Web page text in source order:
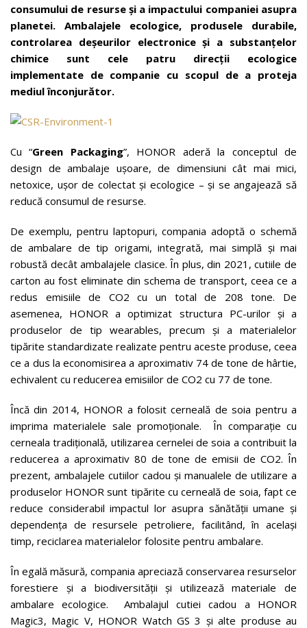
consumului de resurse și a impactului companiei asupra
planetei. Ambalajele ecologice, produsele durabile,
controlarea deșeurilor electronice și a substanțelor
chimice sunt cele
patru direcții ecologice
implementate de companie cu scopul de a proteja
mediul înconjurător.
Cu “Green Packaging”, HONOR aderă la conceptul de
design de ambalaje ușoare, de dimensiuni cât mai mici,
netoxice, ușor de colectat și ecologice – și se angajează să
reducă consumul de resurse.
De exemplu, pentru laptopuri, compania adoptă o schemă
de ambalare de tip origami, integrată, mai simplă și mai
robustă decât ambalajele clasice. În plus, din 2021, cutiile de
carton au fost eliminate din schema de transport, ceea ce a
redus emisiile de CO2 cu un total de 208 tone. De
asemenea, HONOR a optimizat structura PC-urilor și a
produselor de tip wearables, precum și a materialelor
tipărite standardizate realizate pentru aceste produse, ceea
ce a dus la economisirea a aproximativ 74 de tone de hârtie,
echivalent cu reducerea emisiilor de CO2 cu 77 de tone.
Încă din 2014, HONOR a folosit cerneală de soia pentru a
imprima materialele sale promoționale. În comparație cu
cerneala tradițională, utilizarea cernelei de soia a contribuit la
reducerea a aproximativ 80 de tone de emisii de CO2. În
prezent, ambalajele cutiilor cadou și manualele de utilizare a
produselor HONOR sunt tipărite cu cerneală de soia, fapt ce
reduce considerabil impactul lor asupra sănătății umane și
dependența de resursele petroliere, facilitând, în același
timp, reciclarea materialelor folosite pentru ambalare.
În egală măsură, compania apreciază conservarea resurselor
forestiere și a biodiversității și utilizează materiale de
ambalare ecologice. Ambalajul cutiei cadou a HONOR
Magic3, Magic V, HONOR Watch GS 3 și alte produse au